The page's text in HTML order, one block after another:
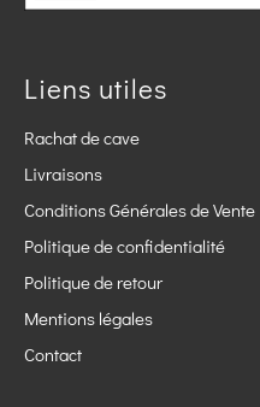
Liens utiles
Rachat de cave
Livraisons
Conditions Générales de Vente
Politique de confidentialité
Politique de retour
Mentions légales
Contact